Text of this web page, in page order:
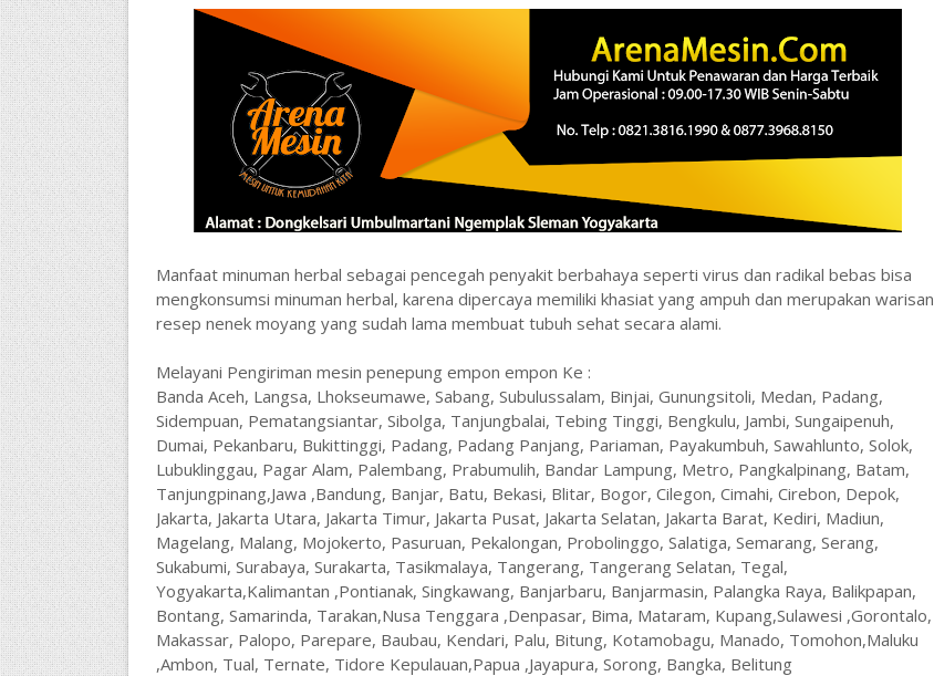
Manfaat minuman herbal sebagai pencegah penyakit berbahaya seperti virus dan radikal bebas bisa
mengkonsumsi minuman herbal, karena dipercaya memiliki khasiat yang ampuh dan merupakan warisan
resep nenek moyang yang sudah lama membuat tubuh sehat secara alami.
Melayani Pengiriman mesin penepung empon empon Ke :
Banda Aceh, Langsa, Lhokseumawe, Sabang, Subulussalam, Binjai, Gunungsitoli, Medan, Padang,
Sidempuan, Pematangsiantar, Sibolga, Tanjungbalai, Tebing Tinggi, Bengkulu, Jambi, Sungaipenuh,
Dumai, Pekanbaru, Bukittinggi, Padang, Padang Panjang, Pariaman, Payakumbuh, Sawahlunto, Solok,
Lubuklinggau, Pagar Alam, Palembang, Prabumulih, Bandar Lampung, Metro, Pangkalpinang, Batam,
Tanjungpinang,Jawa ,Bandung, Banjar, Batu, Bekasi, Blitar, Bogor, Cilegon, Cimahi, Cirebon, Depok,
Jakarta, Jakarta Utara, Jakarta Timur, Jakarta Pusat, Jakarta Selatan, Jakarta Barat, Kediri, Madiun,
Magelang, Malang, Mojokerto, Pasuruan, Pekalongan, Probolinggo, Salatiga, Semarang, Serang,
Sukabumi, Surabaya, Surakarta, Tasikmalaya, Tangerang, Tangerang Selatan, Tegal,
Yogyakarta,Kalimantan ,Pontianak, Singkawang, Banjarbaru, Banjarmasin, Palangka Raya, Balikpapan,
Bontang, Samarinda, Tarakan,Nusa Tenggara ,Denpasar, Bima, Mataram, Kupang,Sulawesi ,Gorontalo,
Makassar, Palopo, Parepare, Baubau, Kendari, Palu, Bitung, Kotamobagu, Manado, Tomohon,Maluku
,Ambon, Tual, Ternate, Tidore Kepulauan,Papua ,Jayapura, Sorong, Bangka, Belitung